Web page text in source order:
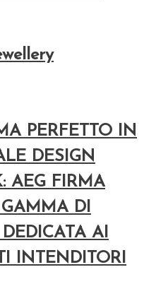
PERFETTO IN
DESIGN
AEG FIRMA
DI
AI
INTENDITORI